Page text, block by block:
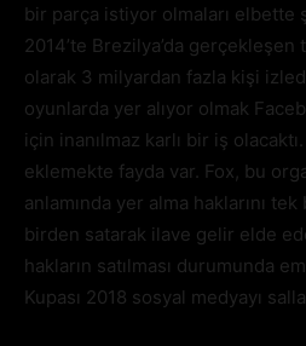
bir parça istiyor olmaları elbette
2014’te Brezilya’da gerçekleşen
olarak 3 milyardan fazla kişi
oyunlarda yer alıyor olmak
için inanılmaz karlı bir iş
eklemekte fayda var. Fox, bu
anlamında yer alma haklarını
birden satarak ilave gelir elde
hakların satılması durumunda
Kupası 2018 sosyal medyayı